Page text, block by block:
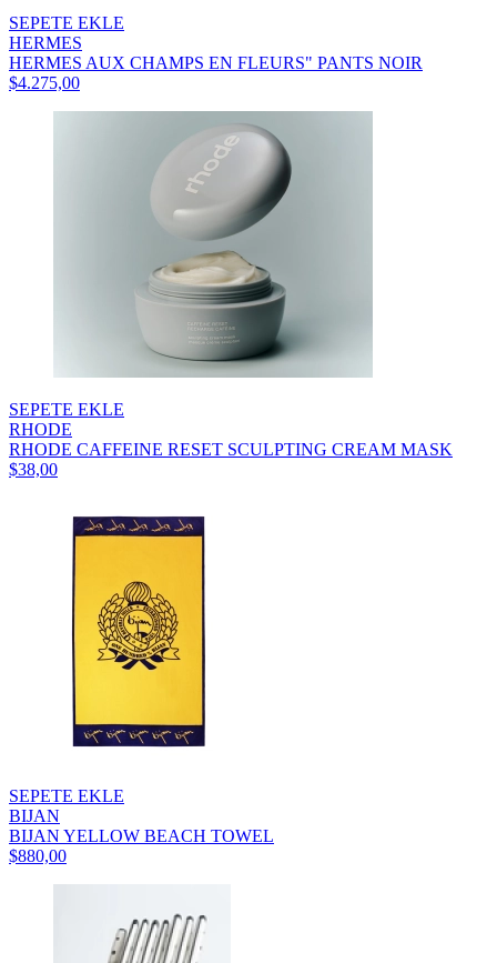
SEPETE EKLE
HERMES
HERMES AUX CHAMPS EN FLEURS" PANTS NOIR
$4.275,00
SEPETE EKLE
RHODE
RHODE CAFFEINE RESET SCULPTING CREAM MASK
$38,00
SEPETE EKLE
BIJAN
BIJAN YELLOW BEACH TOWEL
$880,00